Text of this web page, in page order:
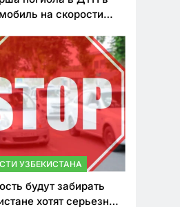
на скорости
УЗБЕКИСТАНА
будут забирать
хотят серьезно